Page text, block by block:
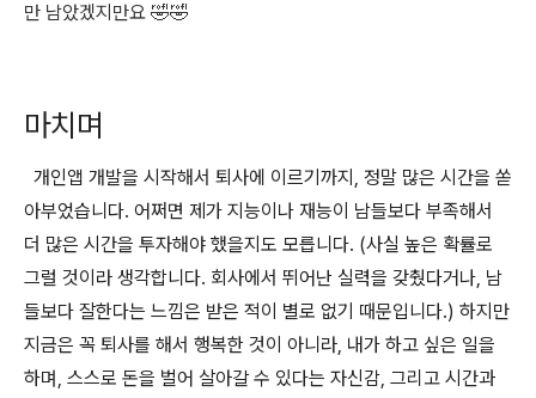
만 남았겠지만요 🤣🤣
마치며
개인앱 개발을 시작해서 퇴사에 이르기까지, 정말 많은 시간을 쏟
아부었습니다. 어쩌면 제가 지능이나 재능이 남들보다 부족해서
더 많은 시간을 투자해야 했을지도 모릅니다. (사실 높은 확률로
그럴 것이라 생각합니다. 회사에서 뛰어난 실력을 갖췄다거나, 남
들보다 잘한다는 느낌은 받은 적이 별로 없기 때문입니다.) 하지만
지금은 꼭 퇴사를 해서 행복한 것이 아니라, 내가 하고 싶은 일을
하며, 스스로 돈을 벌어 살아갈 수 있다는 자신감, 그리고 시간과